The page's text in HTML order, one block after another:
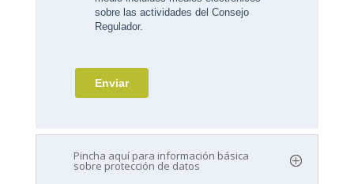
Pincha aquí para información básica
sobre protección de datos